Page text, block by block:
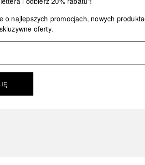
o najlepszych promocjach, nowych
oferty.